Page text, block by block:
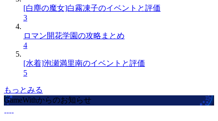
[白塵の魔女]白霧凍子のイベントと評価
3
ロマン開花学園の攻略まとめ
4
[水着]泡瀬満里南のイベントと評価
5
もっとみる
GameWithからのお知らせ